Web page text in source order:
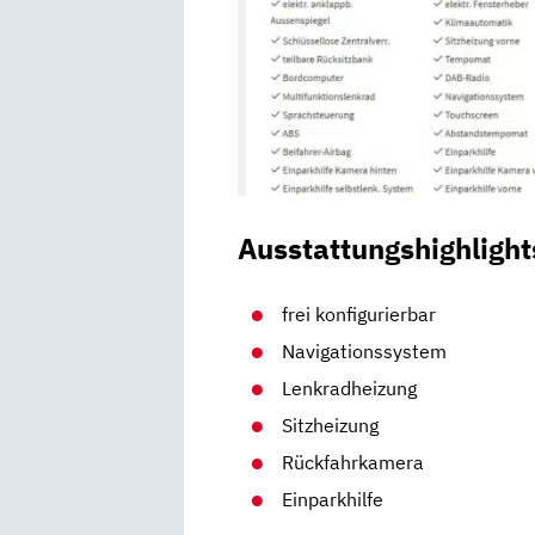
frei konfigurierbar
Navigationssystem
Lenkradheizung
Sitzheizung
Rückfahrkamera
Einparkhilfe